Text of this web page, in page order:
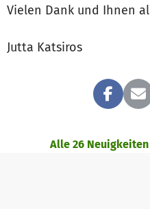
Vielen Dank und Ihnen
Jutta Katsiros
Alle 26